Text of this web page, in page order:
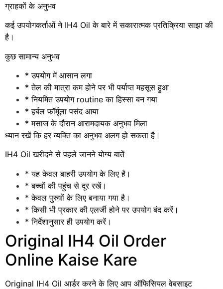
ग्राहकों के अनुभव
कई उपयोगकर्ताओं ने IH4 Oil के बारे में सकारात्मक प्रतिक्रिया साझा की
है।
कुछ सामान्य अनुभव
* उपयोग में आसान लगा
* तेल की मात्रा कम होने पर भी पर्याप्त महसूस हुआ
* नियमित उपयोग routine का हिस्सा बन गया
* हर्बल फॉर्मूला पसंद आया
* मसाज के दौरान आरामदायक अनुभव मिला
ध्यान रखें कि हर व्यक्ति का अनुभव अलग हो सकता है।
IH4 Oil खरीदने से पहले जानने योग्य बातें
* यह केवल बाहरी उपयोग के लिए है।
* बच्चों की पहुंच से दूर रखें।
* केवल पुरुषों के लिए बनाया गया है।
* किसी भी प्रकार की एलर्जी होने पर उपयोग बंद करें।
* निर्देशानुसार ही उपयोग करें।
Original IH4 Oil Order
Online Kaise Kare
Original IH4 Oil आर्डर करने के लिए आप ऑफिसियल वेबसाइट